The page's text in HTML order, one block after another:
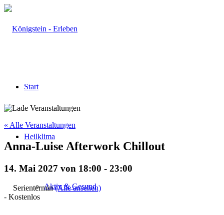
Start
Heilklima
Aktiv & Gesund
« Alle Veranstaltungen
Anna-Luise Afterwork Chillout
14. Mai 2027 von 18:00 - 23:00
Serientermin(Alle ansehen)
- Kostenlos